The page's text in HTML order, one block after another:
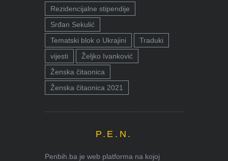
Rezidencijalne stipendije
Srđan Sekulić
Tematski blok o Ukrajini
Traduki
vijesti
Željko Ivanković
Ženska čitaonica
Ženska čitaonica 2021
P.E.N.
Penbih.ba je web platforma na kojoj